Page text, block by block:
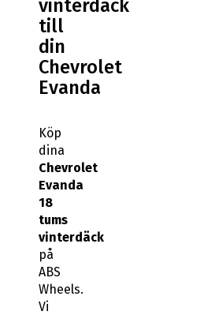
vinterdäck
till
din
Chevrolet
Evanda
Köp
dina
Chevrolet
Evanda
18
tums
vinterdäck
på
ABS
Wheels.
Vi